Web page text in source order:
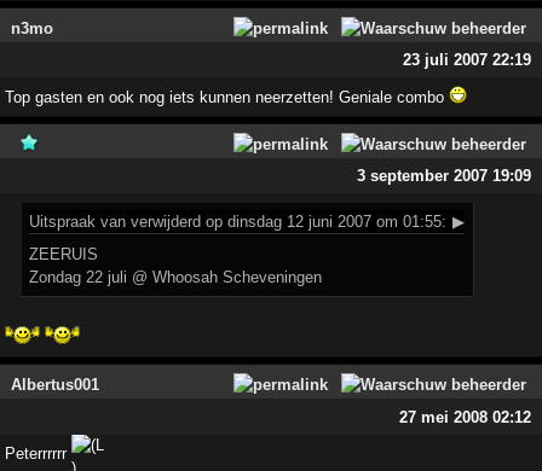
n3mo
23 juli 2007 22:19
Top gasten en ook nog iets kunnen neerzetten! Geniale combo
3 september 2007 19:09
Uitspraak van verwijderd op dinsdag 12 juni 2007 om 01:55: ▶
ZEERUIS
Zondag 22 juli @ Whoosah Scheveningen
Albertus001
27 mei 2008 02:12
Peterrrrrr